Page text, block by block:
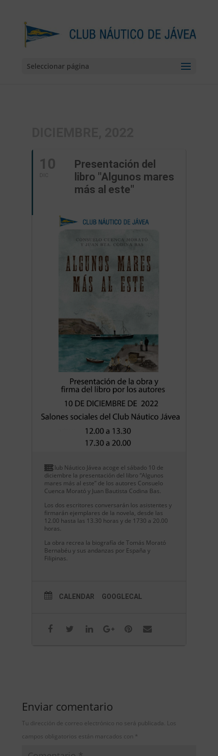
Seleccionar página
10
DIC
Presentación del
libro "Algunos mares
más al este"
El Club Náutico Jávea acoge el sábado 10 de
diciembre la presentación del libro “Algunos
mares más al este” de los autores Consuelo
Cuenca Morató y Juan Bautista Codina Bas.
Los dos escritores conversarán los asistentes y
firmarán ejemplares de la novela, desde las
12.00 hasta las 13.30 horas y de 1730 a 20.00
horas.
La obra recrea la biografía de Tomás Morató
Bernabéu y sus andanzas por España y
Filipinas.
CALENDAR GOOGLECAL
Enviar comentario
Tu dirección de correo electrónico no será publicada. Los
campos obligatorios están marcados con *